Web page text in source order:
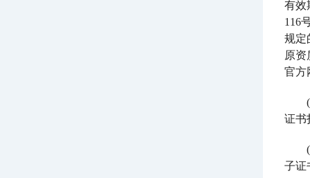
有效
116
规定
原
官方
证书
子证